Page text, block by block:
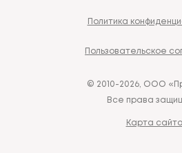
Политика
Пользовательское
© 2010-2026, ООО
Все права
Карта сайта